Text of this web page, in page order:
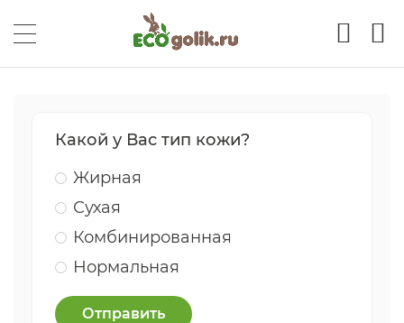
Какой у Вас тип кожи?
Жирная
Сухая
Комбинированная
Нормальная
Отправить